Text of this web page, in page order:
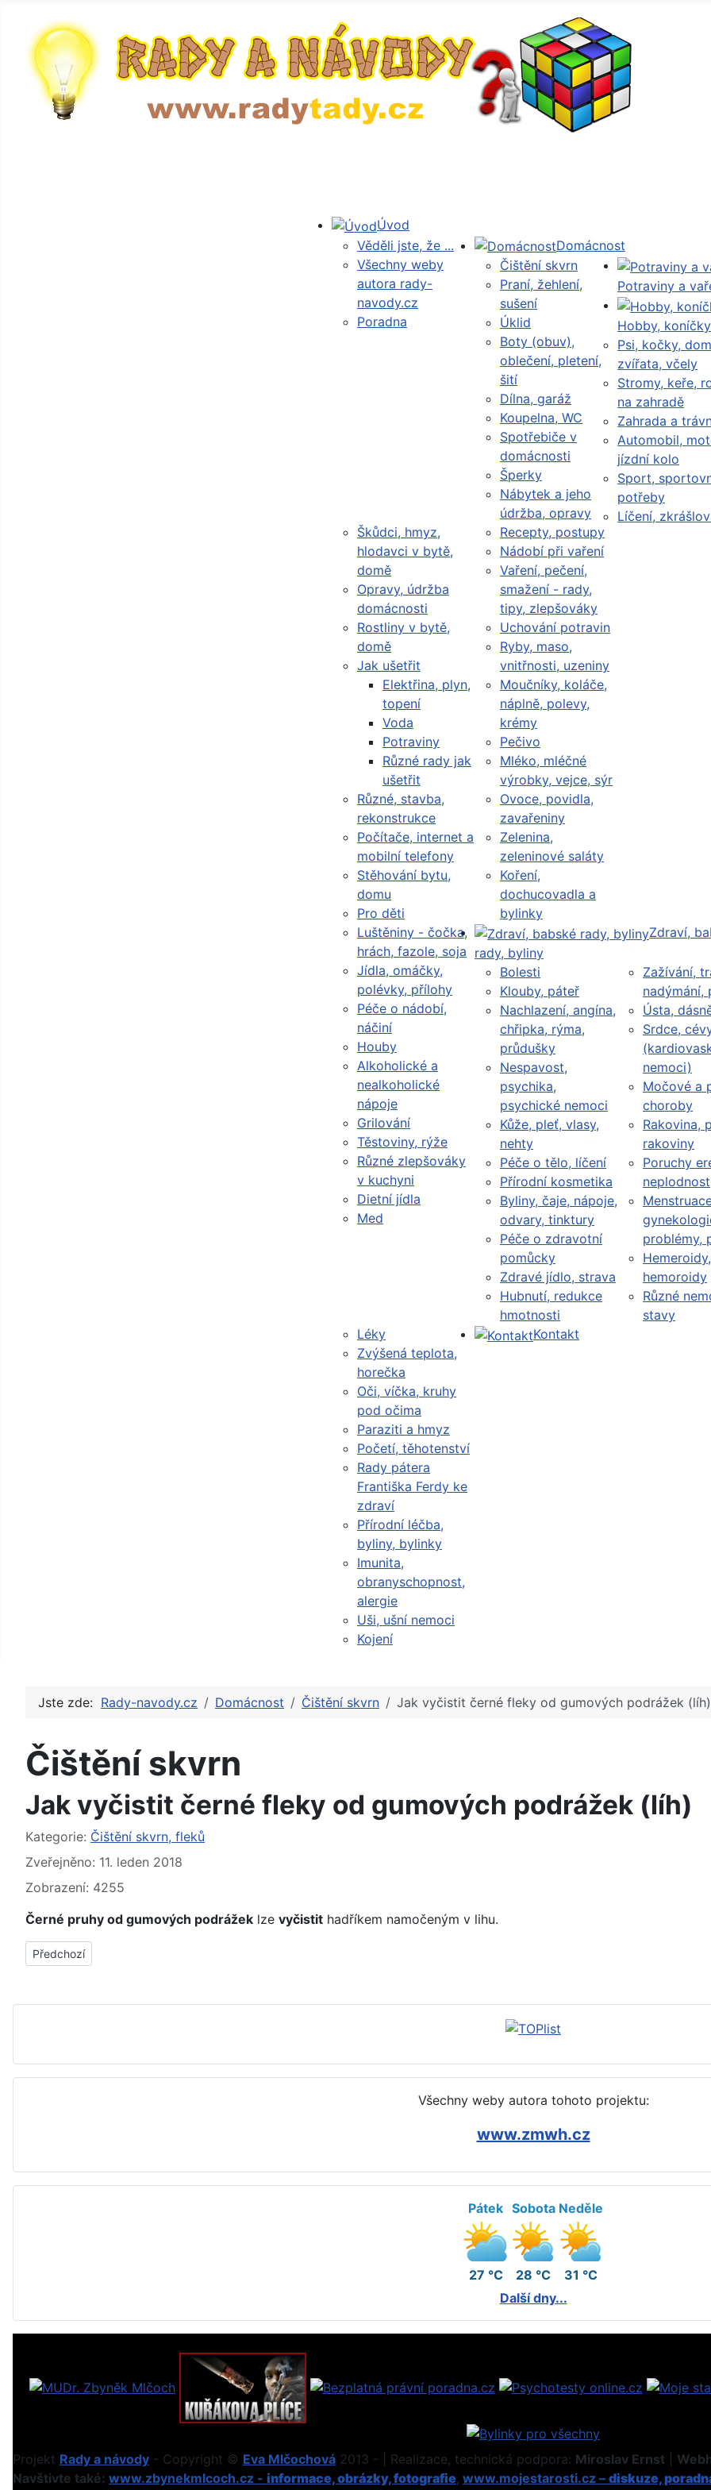
Úvod
Věděli jste, že ...
Všechny weby
autora rady-
navody.cz
Poradna
Domácnost
Čištění skvrn
Praní, žehlení,
sušení
Úklid
Boty (obuv),
oblečení, pletení,
šití
Dílna, garáž
Koupelna, WC
Spotřebiče v
domácnosti
Šperky
Nábytek a jeho
údržba, opravy
Škůdci, hmyz,
hlodavci v bytě,
domě
Opravy, údržba
domácnosti
Rostliny v bytě,
domě
Jak ušetřit
Elektřina, plyn,
topení
Voda
Potraviny
Různé rady jak
ušetřit
Různé, stavba,
rekonstrukce
Počítače, internet a
mobilní telefony
Stěhování bytu,
domu
Pro děti
Potraviny a
Recepty, postupy
Nádobí při vaření
Vaření, pečení,
smažení - rady,
tipy, zlepšováky
Uchování potravin
Ryby, maso,
vnitřnosti, uzeniny
Moučníky, koláče,
náplně, polevy,
krémy
Pečivo
Mléko, mléčné
výrobky, vejce, sýr
Ovoce, povidla,
zavařeniny
Zelenina,
zeleninové saláty
Koření,
dochucovadla a
bylinky
Luštěniny - čočka,
hrách, fazole, soja
Jídla, omáčky,
polévky, přílohy
Péče o nádobí,
náčiní
Houby
Alkoholické a
nealkoholické
nápoje
Grilování
Těstoviny, rýže
Různé zlepšováky
v kuchyni
Dietní jídla
Med
Hobby, koníčky
Psi, kočky,
zvířata, včely
Stromy, keře,
na zahradě
Zahrada a
Automobil,
jízdní kolo
Sport,
potřeby
Líčení,
Zdraví,
rady, byliny
Bolesti
Klouby, páteř
Nachlazení, angína,
chřipka, rýma,
průdušky
Nespavost,
psychika,
psychické nemoci
Kůže, pleť, vlasy,
nehty
Péče o tělo, líčení
Přírodní kosmetika
Byliny, čaje, nápoje,
odvary, tinktury
Péče o zdravotní
pomůcky
Zdravé jídlo, strava
Hubnutí, redukce
hmotnosti
Zažívání,
nadýmání,
Ústa,
Srdce,
nemoci)
Močové a
choroby
Rakovina,
rakoviny
Poruchy
neplodnost
problémy,
Hemeroidy,
hemoroidy
Různé
stavy
Léky
Zvýšená teplota,
horečka
Oči, víčka, kruhy
pod očima
Paraziti a hmyz
Početí, těhotenství
Rady pátera
Františka Ferdy ke
zdraví
Přírodní léčba,
byliny, bylinky
Imunita,
obranyschopnost,
alergie
Uši, ušní nemoci
Kojení
Kontakt
Jste zde: Rady-navody.cz Domácnost Čištění skvrn Jak vyčistit černé fleky od gumových podrážek (líh)
Čištění skvrn
Jak vyčistit černé fleky od gumových podrážek (líh)
Základní údaje
Kategorie: Čištění skvrn, fleků
Zveřejněno: 11. leden 2018
Zobrazení: 4255
Černé pruhy od gumových podrážek lze vyčistit hadříkem namočeným v lihu.
Předchozí článek: Jak vyčistit skvrnu od červeného vína z bílého ubrusu (pára)
Předchozí
Všechny weby autora tohoto projektu:
www.zmwh.cz
Pátek
27 °C
Sobota
28 °C
Neděle
31 °C
Další dny...
Projekt Rady a návody - Copyright © Eva Mlčochová 2013 - | Realizace, technická podpora: Miroslav Ernst
Navštivte také: www.zbynekmlcoch.cz - informace, obrázky, fotografie, www.mojestarosti.cz – diskuze,